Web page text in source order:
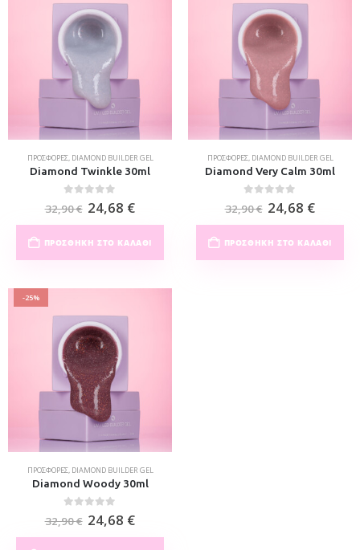
ΠΡΟΣΦΟΡΈΣ, DIAMOND BUILDER GEL
Diamond Twinkle 30ml
out of 5
32,90€ 24,68 €
ΠΡΟΣΘΉΚΗ ΣΤΟ ΚΑΛΆΘΙ
ΠΡΟΣΦΟΡΈΣ, DIAMOND BUILDER GEL
Diamond Very Calm 30ml
out of 5
32,90€ 24,68 €
ΠΡΟΣΘΉΚΗ ΣΤΟ ΚΑΛΆΘΙ
-25%
ΠΡΟΣΦΟΡΈΣ, DIAMOND BUILDER GEL
Diamond Woody 30ml
out of 5
32,90€ 24,68 €